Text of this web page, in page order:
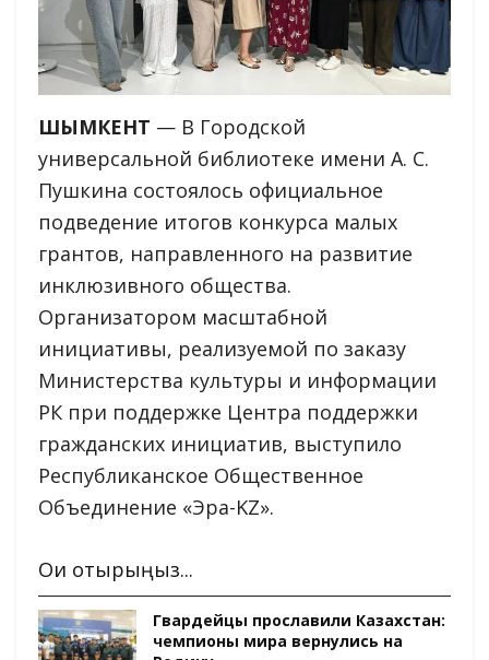
ШЫМКЕНТ — В Городской
универсальной библиотеке имени А. С.
Пушкина состоялось официальное
подведение итогов конкурса малых
грантов, направленного на развитие
инклюзивного общества.
Организатором масштабной
инициативы, реализуемой по заказу
Министерства культуры и информации
РК при поддержке Центра поддержки
гражданских инициатив, выступило
Республиканское Общественное
Объединение «Эра-KZ».
Оқи отырыңыз...
Гвардейцы прославили Казахстан:
чемпионы мира вернулись на